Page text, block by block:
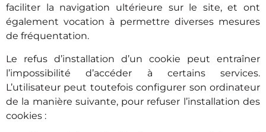
faciliter la navigation ultérieure sur le site, et ont
également vocation à permettre diverses mesures
de fréquentation.
Le refus d’installation d’un cookie peut entraîner
l’impossibilité d’accéder à certains services.
L’utilisateur peut toutefois configurer son ordinateur
de la manière suivante, pour refuser l’installation des
cookies :